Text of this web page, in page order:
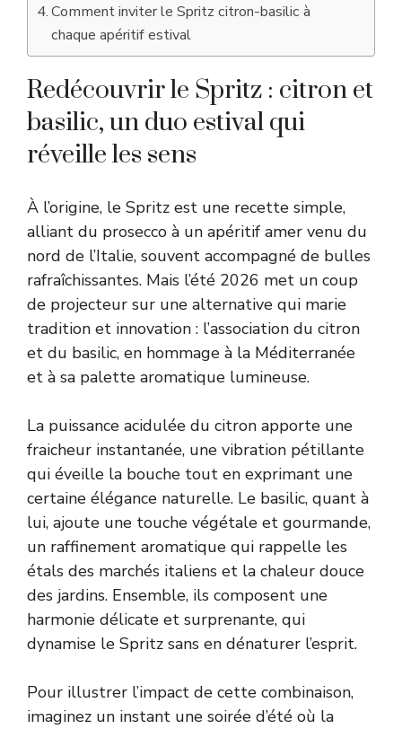
Comment inviter le Spritz citron-basilic à
chaque apéritif estival
Redécouvrir le Spritz : citron et
basilic, un duo estival qui
réveille les sens
À l’origine, le Spritz est une recette simple,
alliant du prosecco à un apéritif amer venu du
nord de l’Italie, souvent accompagné de bulles
rafraîchissantes. Mais l’été 2026 met un coup
de projecteur sur une alternative qui marie
tradition et innovation : l’association du citron
et du basilic, en hommage à la Méditerranée
et à sa palette aromatique lumineuse.
La puissance acidulée du citron apporte une
fraicheur instantanée, une vibration pétillante
qui éveille la bouche tout en exprimant une
certaine élégance naturelle. Le basilic, quant à
lui, ajoute une touche végétale et gourmande,
un raffinement aromatique qui rappelle les
étals des marchés italiens et la chaleur douce
des jardins. Ensemble, ils composent une
harmonie délicate et surprenante, qui
dynamise le Spritz sans en dénaturer l’esprit.
Pour illustrer l’impact de cette combinaison,
imaginez un instant une soirée d’été où la